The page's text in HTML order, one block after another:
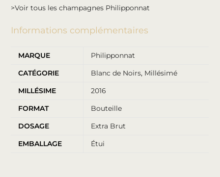
>Voir tous les champagnes Philipponnat
Informations complémentaires
MARQUE
Philipponnat
CATÉGORIE
Blanc de Noirs, Millésimé
MILLÉSIME
2016
FORMAT
Bouteille
DOSAGE
Extra Brut
EMBALLAGE
Étui